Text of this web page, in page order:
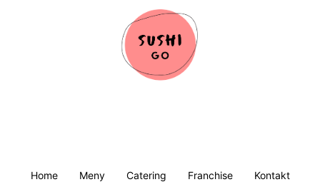
Våra Sushi Burritos passar perfekt för dagens
alla måltider – enkelt att äta oavsett om du är på
språng eller bara vill njuta av en god rulle.
Home Meny Catering Franchise Kontakt